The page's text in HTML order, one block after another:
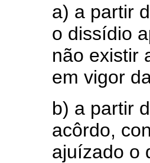
a) a partir
o dissídio
não existir
em vigor
b) a partir
acôrdo,
ajuízado o